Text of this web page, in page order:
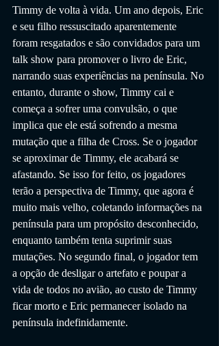
Timmy de volta à vida. Um ano depois, Eric
e seu filho ressuscitado aparentemente
foram resgatados e são convidados para um
talk show para promover o livro de Eric,
narrando suas experiências na península. No
entanto, durante o show, Timmy cai e
começa a sofrer uma convulsão, o que
implica que ele está sofrendo a mesma
mutação que a filha de Cross. Se o jogador
se aproximar de Timmy, ele acabará se
afastando. Se isso for feito, os jogadores
terão a perspectiva de Timmy, que agora é
muito mais velho, coletando informações na
península para um propósito desconhecido,
enquanto também tenta suprimir suas
mutações. No segundo final, o jogador tem
a opção de desligar o artefato e poupar a
vida de todos no avião, ao custo de Timmy
ficar morto e Eric permanecer isolado na
península indefinidamente.